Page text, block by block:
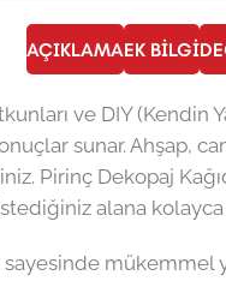
AÇIKLAMAEK BILGI
ve DIY
sunar. Ahşap,
Pirinç Dekopaj
alana
sayesinde mükemmel